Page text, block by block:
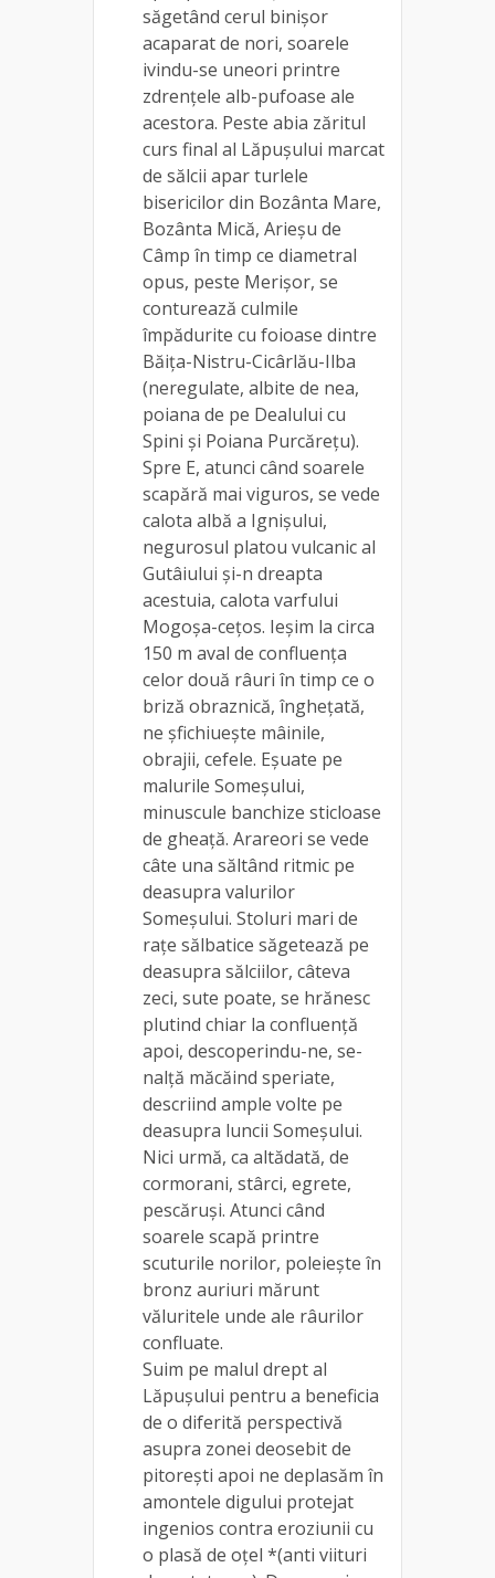
săgetând cerul binișor
acaparat de nori, soarele
ivindu-se uneori printre
zdrențele alb-pufoase ale
acestora. Peste abia zăritul
curs final al Lăpușului marcat
de sălcii apar turlele
bisericilor din Bozânta Mare,
Bozânta Mică, Arieșu de
Câmp în timp ce diametral
opus, peste Merișor, se
conturează culmile
împădurite cu foioase dintre
Băița-Nistru-Cicârlău-Ilba
(neregulate, albite de nea,
poiana de pe Dealului cu
Spini și Poiana Purcărețu).
Spre E, atunci când soarele
scapără mai viguros, se vede
calota albă a Ignișului,
negurosul platou vulcanic al
Gutâiului și-n dreapta
acestuia, calota varfului
Mogoșa-cețos. Ieșim la circa
150 m aval de confluența
celor două râuri în timp ce o
briză obraznică, înghețată,
ne șfichiuește mâinile,
obrajii, cefele. Eșuate pe
malurile Someșului,
minuscule banchize sticloase
de gheață. Arareori se vede
câte una săltând ritmic pe
deasupra valurilor
Someșului. Stoluri mari de
rațe sălbatice săgetează pe
deasupra sălciilor, câteva
zeci, sute poate, se hrănesc
plutind chiar la confluență
apoi, descoperindu-ne, se-
nalță măcăind speriate,
descriind ample volte pe
deasupra luncii Someșului.
Nici urmă, ca altădată, de
cormorani, stârci, egrete,
pescăruși. Atunci când
soarele scapă printre
scuturile norilor, poleiește în
bronz auriuri mărunt
văluritele unde ale râurilor
confluate.
Suim pe malul drept al
Lăpușului pentru a beneficia
de o diferită perspectivă
asupra zonei deosebit de
pitorești apoi ne deplasăm în
amontele digului protejat
ingenios contra eroziunii cu
o plasă de oțel *(anti viituri